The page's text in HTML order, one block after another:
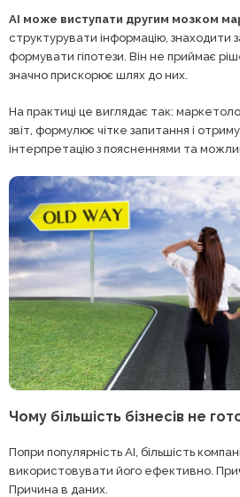
AI може виступати другим мозком
структурувати інформацію, знаходити
формувати гіпотези. Він не приймає
значно прискорює шлях до них.
На практиці це виглядає так:
звіт, формулює чітке запитання і
інтерпретацію з поясненнями та
Чому більшість бізнесів не
Попри популярність AI, більшість
використовувати його ефективно.
Причина в даних.